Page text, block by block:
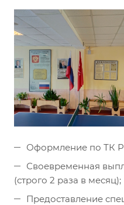
Оформление по ТК
Своевременная
(строго 2 раза в месяц);
Предоставление